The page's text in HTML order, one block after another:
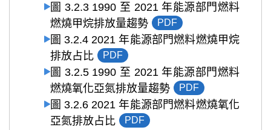
圖 3.2.3 1990 至 2021 年能源部門燃料
燃燒甲烷排放量趨勢
PDF
圖 3.2.4 2021 年能源部門燃料燃燒甲烷
排放占比
PDF
圖 3.2.5 1990 至 2021 年能源部門燃料
燃燒氧化亞氮排放量趨勢
PDF
圖 3.2.6 2021 年能源部門燃料燃燒氧化
亞氮排放占比
PDF